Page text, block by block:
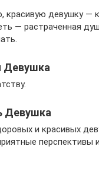
красивую девушку —
— растраченная
Девушка
Девушка
и красивых
перспективы